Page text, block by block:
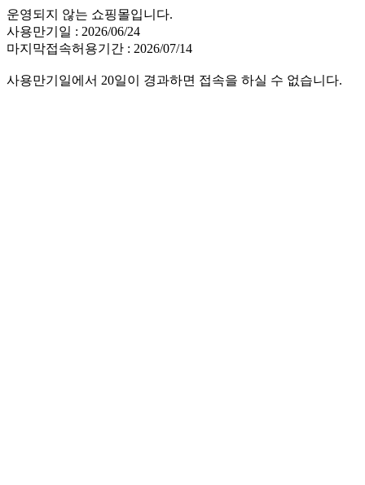
운영되지 않는 쇼핑몰입니다.
사용만기일 : 2026/06/24
마지막접속허용기간 : 2026/07/14
사용만기일에서 20일이 경과하면 접속을 하실 수 없습니다.